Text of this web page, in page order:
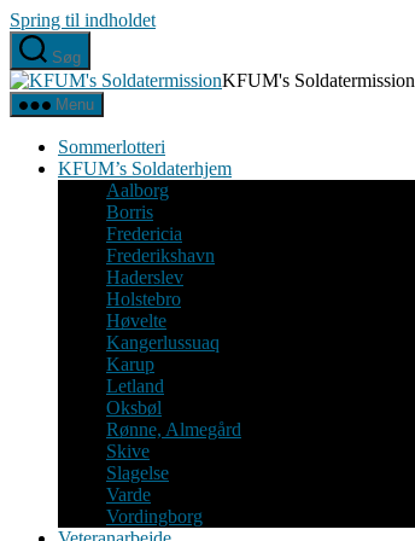
Spring til indholdet
Søg
KFUM's Soldatermission
Menu
Sommerlotteri
KFUM’s Soldaterhjem
Aalborg
Borris
Fredericia
Frederikshavn
Haderslev
Holstebro
Høvelte
Kangerlussuaq
Karup
Letland
Oksbøl
Rønne, Almegård
Skive
Slagelse
Varde
Vordingborg